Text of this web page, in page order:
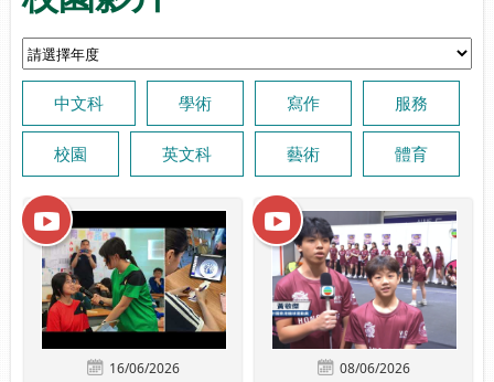
中文科 學術 寫作 服務
校園 英文科 藝術 體育
16/06/2026 08/06/2026